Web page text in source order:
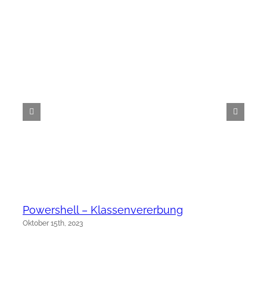
Powershell – Klassenvererbung
Oktober 15th, 2023